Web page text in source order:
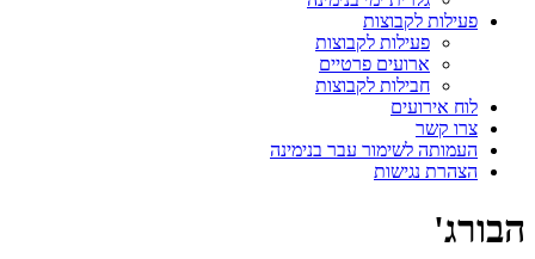
פעילות לקבוצות
פעילות לקבוצות
ארועים פרטיים
חבילות לקבוצות
לוח אירועים
צרו קשר
העמותה לשימור עבר בנימינה
הצהרת נגישות
הבורג'